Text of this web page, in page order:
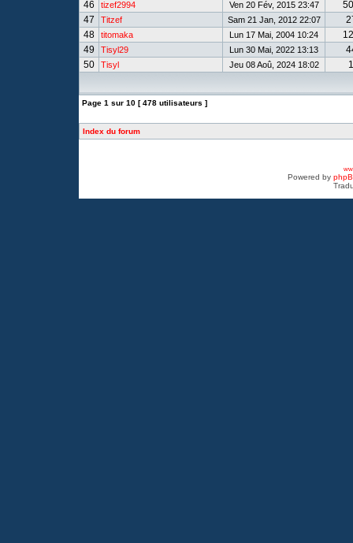
46
tizef2994 Ven 20 Fév, 2015 23:47
47
Titzef Sam 21 Jan, 2012 22:07
48
titomaka Lun 17 Mai, 2004 10:24
49
Tisyl29 Lun 30 Mai, 2022 13:13
50
Tisyl Jeu 08 Aoû, 2024 18:02
Page 1 sur 10 [ 478 utilisateurs ]
Index du forum
Powered by